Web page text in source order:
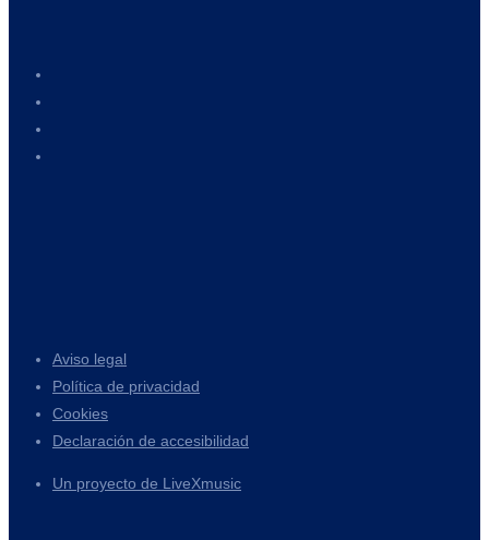
Aviso legal
Política de privacidad
Cookies
Declaración de accesibilidad
Un proyecto de LiveXmusic